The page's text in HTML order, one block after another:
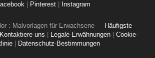
Pinterest Instagram
: Malvorlagen für Erwachsene
Häufigste
Kontaktiere uns Legale Erwähnungen
Cookie-
Datenschutz-Bestimmungen